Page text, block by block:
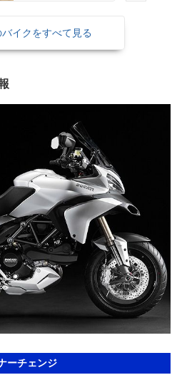
イディングをサポートするようになっ
18年からのムルティストラーダ1260
バイクをすべて見る
ーチェンジ